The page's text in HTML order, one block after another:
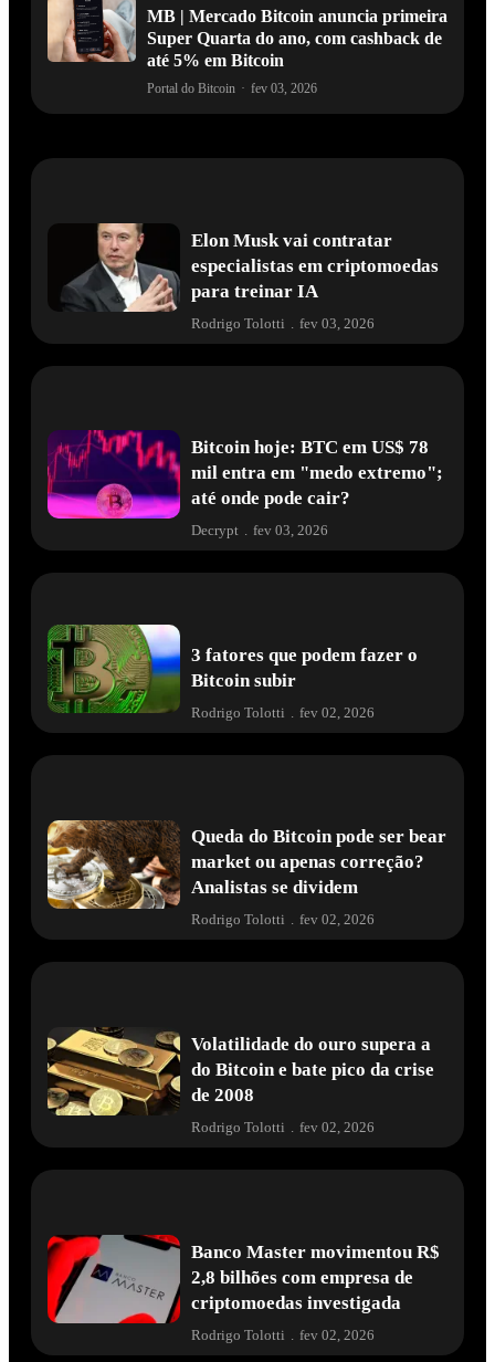
MB | Mercado Bitcoin anuncia primeira
Super Quarta do ano, com cashback de
até 5% em Bitcoin
Portal do Bitcoin · fev 03, 2026
Elon Musk vai contratar
especialistas em criptomoedas
para treinar IA
Rodrigo Tolotti fev 03, 2026
Bitcoin hoje: BTC em US$ 78
mil entra em "medo extremo";
até onde pode cair?
Decrypt . fev 03, 2026
3 fatores que podem fazer o
Bitcoin subir
Rodrigo Tolotti fev 02, 2026
Queda do Bitcoin pode ser bear
market ou apenas correção?
Analistas se dividem
Rodrigo Tolotti . fev 02, 2026
Volatilidade do ouro supera a
do Bitcoin e bate pico da crise
de 2008
Rodrigo Tolotti . fev 02, 2026
Banco Master movimentou R$
2,8 bilhões com empresa de
criptomoedas investigada
Rodrigo Tolotti fev 02, 2026